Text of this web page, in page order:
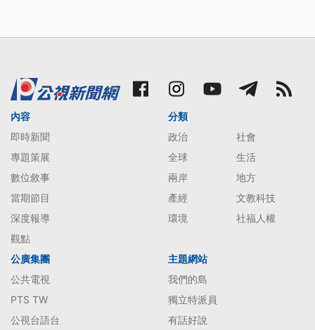
內容
即時新聞
專題策展
數位敘事
當期節目
深度報導
觀點
分類
政治
社會
全球
生活
兩岸
地方
產經
文教科技
環境
社福人權
公廣集團
公共電視
PTS TW
公視台語台
主題網站
我們的島
獨立特派員
有話好說